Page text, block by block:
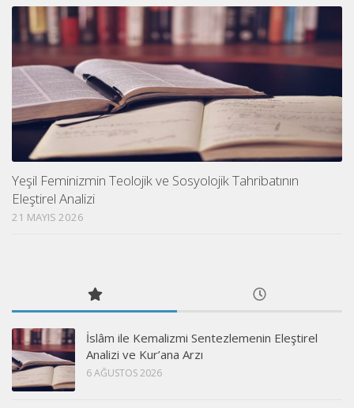
Yeşil Feminizmin Teolojik ve Sosyolojik Tahribatının
Eleştirel Analizi
21 MAYIS 2026
İslâm ile Kemalizmi Sentezlemenin Eleştirel
Analizi ve Kur’ana Arzı
6 AĞUSTOS 2026